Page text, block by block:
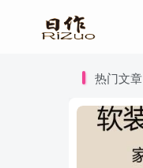
热门文章